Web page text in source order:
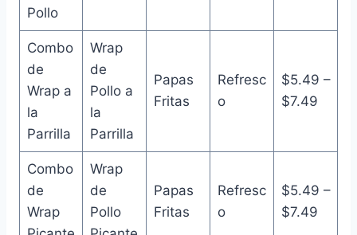
Pollo
Combo
de
Wrap a
la
Parrilla
Wrap
de
Pollo a
la
Parrilla
Papas
Fritas
Refresc
o
$5.49 –
$7.49
Combo
de
Wrap
Wrap
de
Pollo
Papas
Fritas
Refresc
o
$5.49 –
$7.49